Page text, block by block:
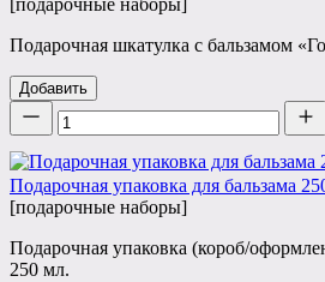
[подарочные наборы]
Подарочная шкатулка с бальзамом
Добавить
Количество
Подарочная упаковка для бальзама
[подарочные наборы]
Подарочная упаковка (короб/
250 мл.